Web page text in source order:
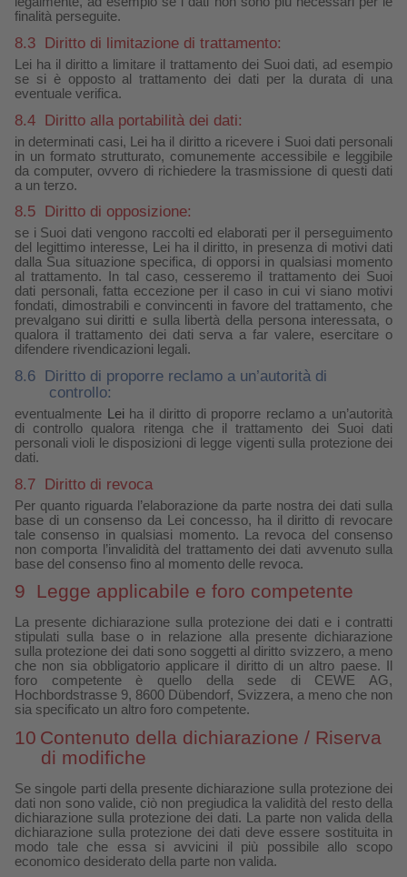
finalità perseguite.
8.3 Diritto di limitazione di trattamento:
Lei ha il diritto a limitare il trattamento dei Suoi dati, ad esempio
se si è opposto al trattamento dei dati per la durata di una
eventuale verifica.
8.4 Diritto alla portabilità dei dati:
in determinati casi, Lei ha il diritto a ricevere i Suoi dati personali
in un formato strutturato, comunemente accessibile e leggibile
da computer, ovvero di richiedere la trasmissione di questi dati
a un terzo.
8.5 Diritto di opposizione:
se i Suoi dati vengono raccolti ed elaborati per il perseguimento
del legittimo interesse, Lei ha il diritto, in presenza di motivi dati
dalla Sua situazione specifica, di opporsi in qualsiasi momento
al trattamento. In tal caso, cesseremo il trattamento dei Suoi
dati personali, fatta eccezione per il caso in cui vi siano motivi
fondati, dimostrabili e convincenti in favore del trattamento, che
prevalgano sui diritti e sulla libertà della persona interessata, o
qualora il trattamento dei dati serva a far valere, esercitare o
difendere rivendicazioni legali.
8.6 Diritto di proporre reclamo a un’autorità di
controllo:
eventualmente Leiha il diritto di proporre reclamo a un’autorità
di controllo qualora ritenga che il trattamento dei Suoi dati
personali violi le disposizioni di legge vigenti sulla protezione dei
dati.
8.7 Diritto di revoca
Per quanto riguarda l’elaborazione da parte nostra dei dati sulla
base di un consenso da Lei concesso, ha il diritto di revocare
tale consenso in qualsiasi momento. La revoca del consenso
non comporta l’invalidità del trattamento dei dati avvenuto sulla
base del consenso fino al momento delle revoca.
9 Legge applicabile e foro competente
La presente dichiarazione sulla protezione dei dati e i contratti
stipulati sulla base o in relazione alla presente dichiarazione
sulla protezione dei dati sono soggetti al diritto svizzero, a meno
che non sia obbligatorio applicare il diritto di un altro paese. Il
foro competente è quello della sede di CEWE AG,
Hochbordstrasse 9, 8600 Dübendorf, Svizzera, a meno che non
sia specificato un altro foro competente.
10 Contenuto della dichiarazione / Riserva
di modifiche
Se singole parti della presente dichiarazione sulla protezione dei
dati non sono valide, ciò non pregiudica la validità del resto della
dichiarazione sulla protezione dei dati. La parte non valida della
dichiarazione sulla protezione dei dati deve essere sostituita in
modo tale che essa si avvicini il più possibile allo scopo
economico desiderato della parte non valida.